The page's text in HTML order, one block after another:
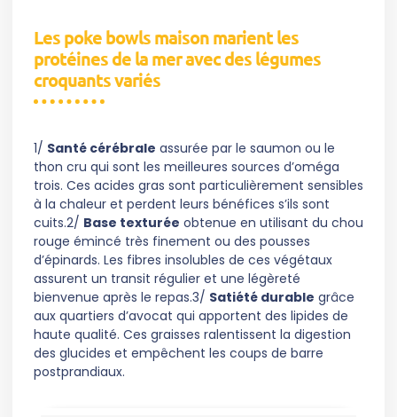
Les poke bowls maison marient les
protéines de la mer avec des légumes
croquants variés
1/ Santé cérébrale assurée par le saumon ou le
thon cru qui sont les meilleures sources d’oméga
trois. Ces acides gras sont particulièrement sensibles
à la chaleur et perdent leurs bénéfices s’ils sont
cuits.2/ Base texturée obtenue en utilisant du chou
rouge émincé très finement ou des pousses
d’épinards. Les fibres insolubles de ces végétaux
assurent un transit régulier et une légèreté
bienvenue après le repas.3/ Satiété durable grâce
aux quartiers d’avocat qui apportent des lipides de
haute qualité. Ces graisses ralentissent la digestion
des glucides et empêchent les coups de barre
postprandiaux.